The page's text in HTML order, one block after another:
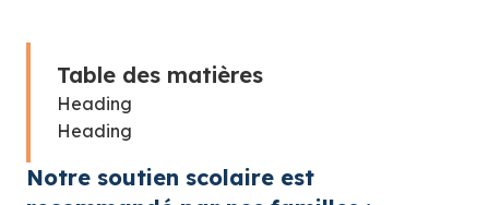
Table des matières
Heading
Heading
Notre soutien scolaire est